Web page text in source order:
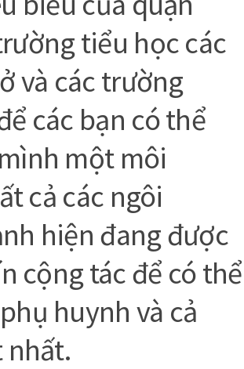
tiểu học các
và các trường
các bạn có thể
một môi
cả các ngôi
hiện đang được
cộng tác để có thể
huynh và cả
nhất.